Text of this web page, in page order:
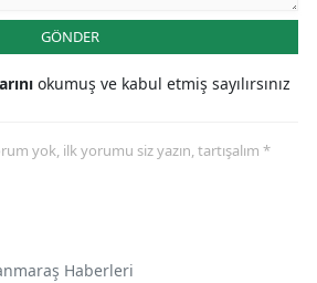
GÖNDER
okumuş ve kabul etmiş sayılırsınız
yok, ilk yorumu siz yazın, tartışalım *
Haberleri